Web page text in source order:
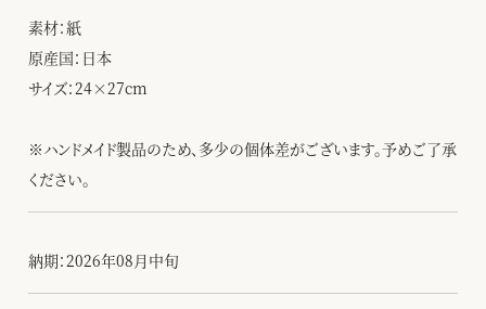
素材：紙
原産国：日本
サイズ：24×27cm
※ハンドメイド製品のため、多少の個体差がございます。予めご了承
ください。
納期：2026年08月中旬